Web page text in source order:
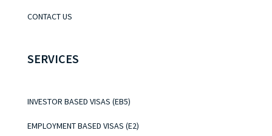
CONTACT US
SERVICES
INVESTOR BASED VISAS (EB5)
EMPLOYMENT BASED VISAS (E2)